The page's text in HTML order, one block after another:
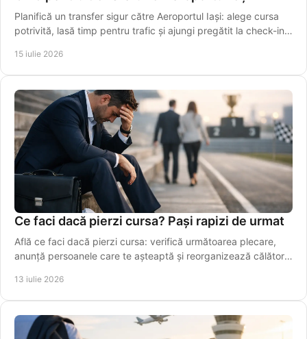
Planifică un transfer sigur către Aeroportul Iași: alege cursa
potrivită, lasă timp pentru trafic și ajungi pregătit la check-in,
15 iulie 2026
Ce faci dacă pierzi cursa? Pași rapizi de urmat
Află ce faci dacă pierzi cursa: verifică următoarea plecare,
anunță persoanele care te așteaptă și reorganizează călătoria
13 iulie 2026